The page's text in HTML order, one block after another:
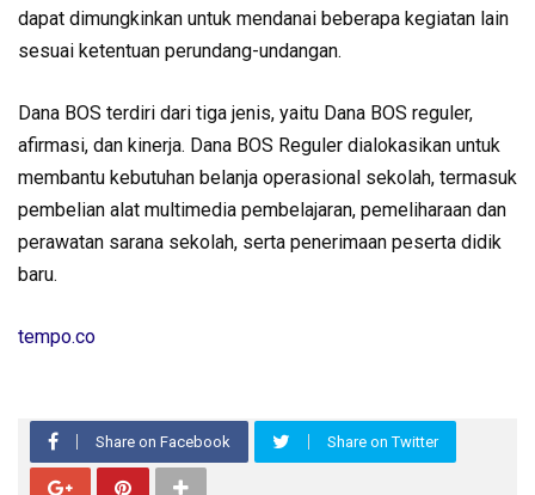
dapat dimungkinkan untuk mendanai beberapa kegiatan lain
sesuai ketentuan perundang-undangan.
Dana BOS terdiri dari tiga jenis, yaitu Dana BOS reguler,
afirmasi, dan kinerja. Dana BOS Reguler dialokasikan untuk
membantu kebutuhan belanja operasional sekolah, termasuk
pembelian alat multimedia pembelajaran, pemeliharaan dan
perawatan sarana sekolah, serta penerimaan peserta didik
baru.
tempo.co
Share on Facebook Share on Twitter